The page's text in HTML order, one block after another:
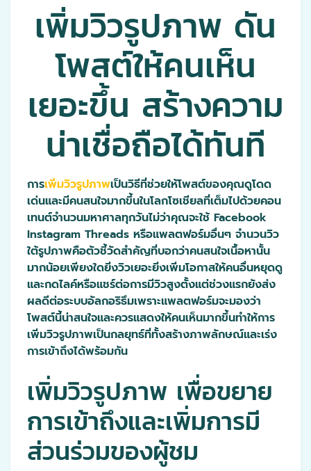
เพิ่มวิวรูปภาพ ดัน
โพสต์ให้คนเห็น
เยอะขึ้น สร้างความ
น่าเชื่อถือได้ทันที
การเพิ่มวิวรูปภาพเป็นวิธีที่ช่วยให้โพสต์ของคุณดูโดด
เด่นและมีคนสนใจมากขึ้นในโลกโซเชียลที่เต็มไปด้วยคอน
เทนต์จำนวนมหาศาลทุกวันไม่ว่าคุณจะใช้ Facebook
Instagram Threads หรือแพลตฟอร์มอื่นๆ จำนวนวิว
ใต้รูปภาพคือตัวชี้วัดสำคัญที่บอกว่าคนสนใจเนื้อหานั้น
มากน้อยเพียงใดยิ่งวิวเยอะยิ่งเพิ่มโอกาสให้คนอื่นหยุดดู
และกดไลค์หรือแชร์ต่อการมีวิวสูงตั้งแต่ช่วงแรกยังส่ง
ผลดีต่อระบบอัลกอริธึมเพราะแพลตฟอร์มจะมองว่า
โพสต์นี้น่าสนใจและควรแสดงให้คนเห็นมากขึ้นทำให้การ
เพิ่มวิวรูปภาพเป็นกลยุทธ์ที่ทั้งสร้างภาพลักษณ์และเร่ง
การเข้าถึงได้พร้อมกัน
เพิ่มวิวรูปภาพ เพื่อขยาย
การเข้าถึงและเพิ่มการมี
ส่วนร่วมของผู้ชม